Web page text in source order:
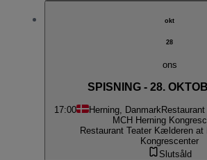
okt
28
ons
SPISNING - 28.
17:00 Herning, Danmark
MCH Herning
Restaurant Teater Kælderen at
Kongrescenter
Slutsåld